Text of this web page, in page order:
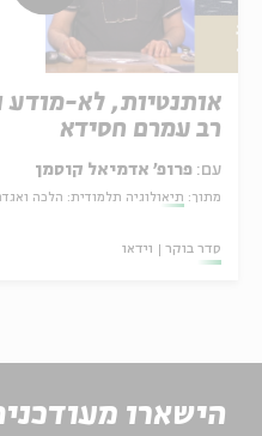
אותנטיות, לא-מודע
רב עמרם חסידא
עם: פרופ' אדמיאל קוסמן
מתוך: תיאולוגיה תלמודית: הלכה
סדר בוקר וידאו
הישארו